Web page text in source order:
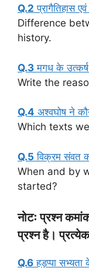
Q.2 प्रागैतिहास
Difference
history.
Q.3 मगध के
Write the
Q.4 अश्वघोष ने
Which texts
Q.5 विक्रम संवत
When and by
started?
नोटः प्रश्न
प्रश्न है।
Q.6 हड़प्पा